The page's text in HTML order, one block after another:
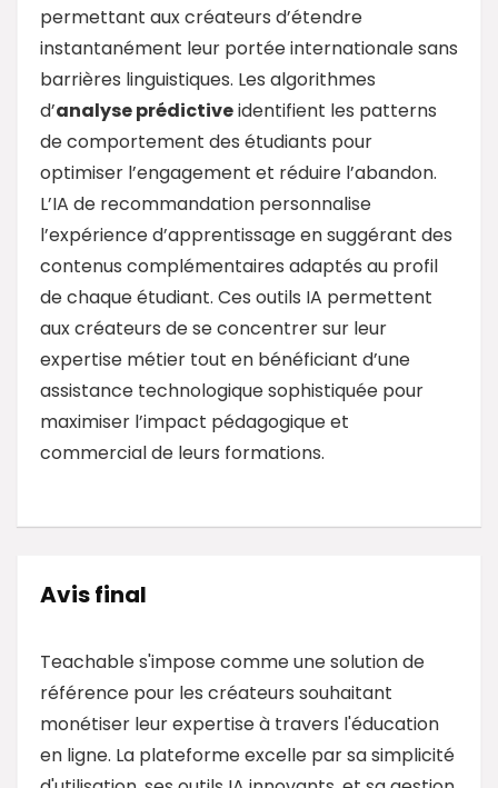
permettant aux créateurs d’étendre
instantanément leur portée internationale sans
barrières linguistiques. Les algorithmes
d’analyse prédictiveidentifient les patterns
de comportement des étudiants pour
optimiser l’engagement et réduire l’abandon.
L’IA de recommandation personnalise
l’expérience d’apprentissage en suggérant des
contenus complémentaires adaptés au profil
de chaque étudiant. Ces outils IA permettent
aux créateurs de se concentrer sur leur
expertise métier tout en bénéficiant d’une
assistance technologique sophistiquée pour
maximiser l’impact pédagogique et
commercial de leurs formations.
Avis final
Teachable s'impose comme une solution de
référence pour les créateurs souhaitant
monétiser leur expertise à travers l'éducation
en ligne. La plateforme excelle par sa simplicité